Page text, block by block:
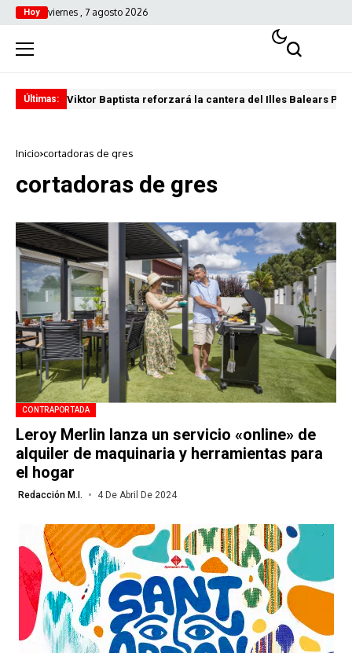
Hoy viernes , 7 agosto 2026
Últimas: Viktor Baptista reforzará la cantera del Illes Balears
Inicio cortadoras de gres
cortadoras de gres
CONTRAPORTADA
Leroy Merlin lanza un servicio «online» de
alquiler de maquinaria y herramientas para
el hogar
Redacción M.I. 4 De Abril De 2024